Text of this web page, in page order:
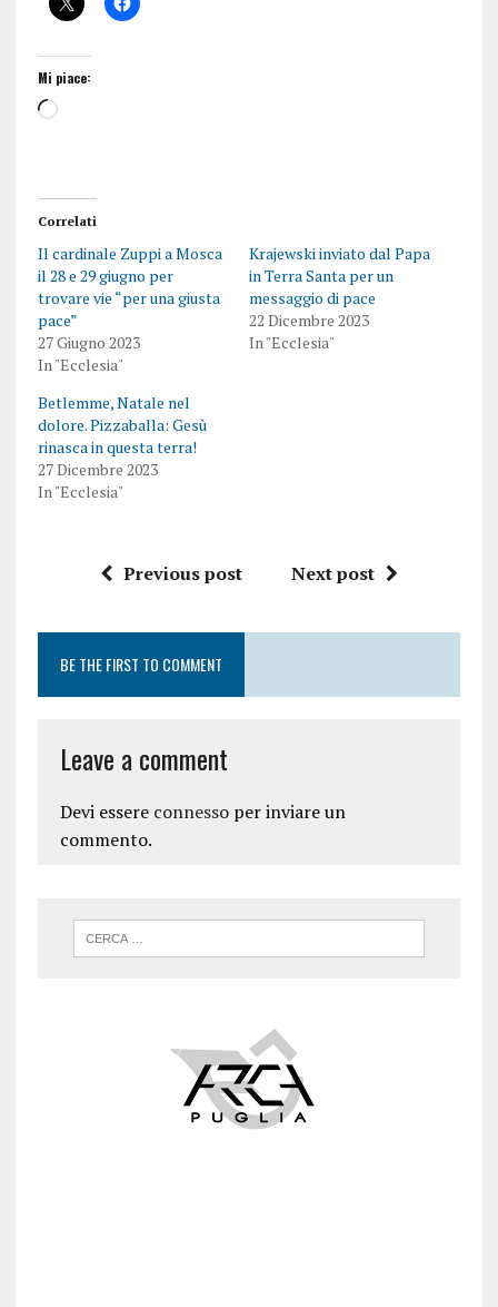
Mi piace:
Correlati
Il cardinale Zuppi a Mosca
il 28 e 29 giugno per
trovare vie “per una giusta
pace”
27 Giugno 2023
In "Ecclesia"
Krajewski inviato dal Papa
in Terra Santa per un
messaggio di pace
22 Dicembre 2023
In "Ecclesia"
Betlemme, Natale nel
dolore. Pizzaballa: Gesù
rinasca in questa terra!
27 Dicembre 2023
In "Ecclesia"
Previous post Next post
BE THE FIRST TO COMMENT
Leave a comment
Devi essere connessoper inviare un
commento.